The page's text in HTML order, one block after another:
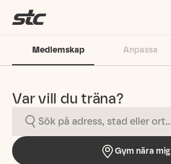
Medlemskap Anpassa
Var vill du träna?
Gym nära mig